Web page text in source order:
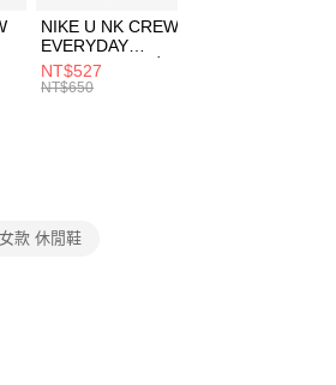
中的連結，可透過四大超商
視為交易完成。
但若您需要取消訂單，請聯
仍視為有效，需透過AFTEE
先享後付」服務完成之
，並將交易相關給付款項請
費
NIKE U NK CREW
EVERYDAY
BBALL 3PR 男女
長統襪
NT$527
NT$650
款 休閒鞋